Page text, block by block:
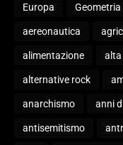
Europa Geometria
aereonautica
alimentazione alta
alternative rock
anarchismo anni
antisemitismo